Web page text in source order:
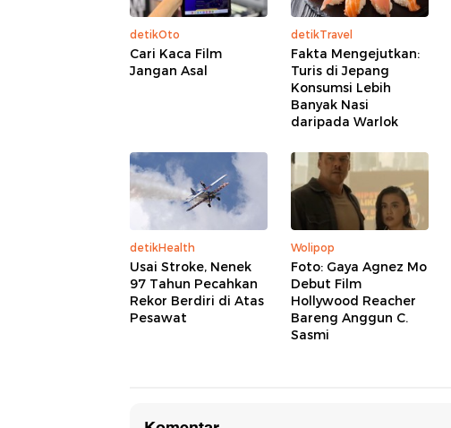
detikOto
Cari Kaca Film
Jangan Asal
detikTravel
Fakta Mengejutkan:
Turis di Jepang
Konsumsi Lebih
Banyak Nasi
daripada Warlok
detikHealth
Usai Stroke, Nenek
97 Tahun Pecahkan
Rekor Berdiri di Atas
Pesawat
Wolipop
Foto: Gaya Agnez Mo
Debut Film
Hollywood Reacher
Bareng Anggun C.
Sasmi